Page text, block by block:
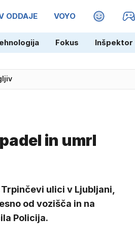
ODDAJE VOYO MAGAZIN
Fokus Inšpektor
in umrl
ulici v Ljubljani,
od vozišča in na
Policija.